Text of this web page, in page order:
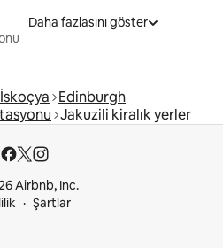
Daha fazlasını göster
İskoçya Edinburgh
Jakuzili kiralık yerler
Airbnb, Inc.
Şartlar